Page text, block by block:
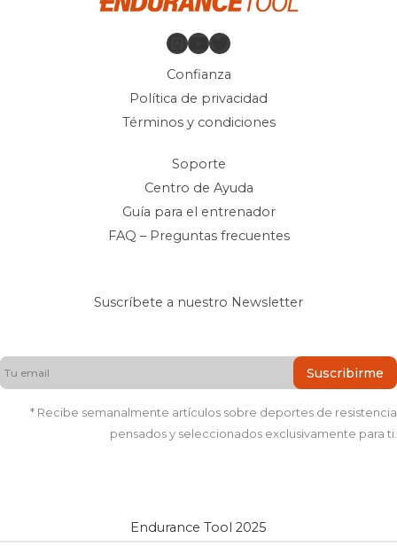
Instagram
YouTube
Twitter
Confianza
Política de privacidad
Términos y condiciones
Soporte
Centro de Ayuda
Guía para el entrenador
FAQ – Preguntas frecuentes
Suscríbete a nuestro Newsletter
Suscribirme
* Recibe semanalmente artículos sobre deportes de resistencia
pensados y seleccionados exclusivamente para ti.
Endurance Tool 2025